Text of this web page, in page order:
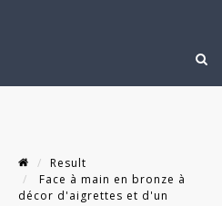
Result
Face à main en bronze à
décor d'aigrettes et d'un